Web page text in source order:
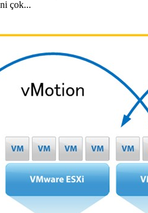
çok...